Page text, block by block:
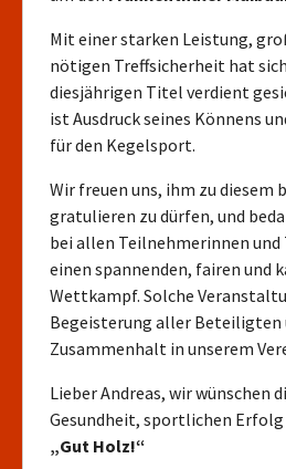
Mit einer starken Leistung,
nötigen Treffsicherheit hat
diesjährigen Titel verdient
ist Ausdruck seines Könnens
für den Kegelsport.
Wir freuen uns, ihm zu diesem
gratulieren zu dürfen, und
bei allen Teilnehmerinnen
einen spannenden, fairen und
Wettkampf. Solche
Begeisterung aller Beteiligten
Zusammenhalt in unserem
Lieber Andreas, wir wünschen
Gesundheit, sportlichen
„Gut Holz!“